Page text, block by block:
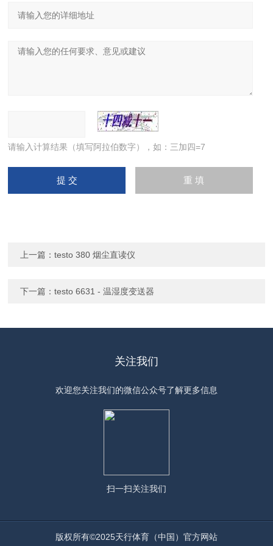
请输入计算结果（填写阿拉伯数字），如：三加四=7
上一篇：testo 380 烟尘直读仪
下一篇：testo 6631 - 温湿度变送器
关注我们
欢迎您关注我们的微信公众号了解更多信息
扫一扫关注我们
版权所有©2025天行体育（中国）官方网站